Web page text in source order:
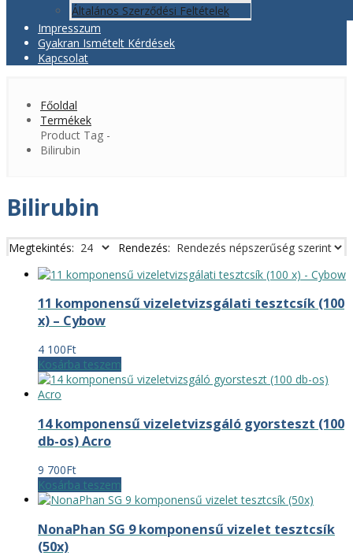
Általános Szerződési Feltételek
Impresszum
Gyakran Ismételt Kérdések
Kapcsolat
Főoldal
Termékek
Product Tag -
Bilirubin
Bilirubin
Rendezés:
Megtekintés:
11 komponensű vizeletvizsgálati tesztcsík (100
x) – Cybow
4 100Ft
Kosárba teszem
14 komponensű vizeletvizsgáló gyorsteszt (100
db-os) Acro
9 700Ft
Kosárba teszem
NonaPhan SG 9 komponensű vizelet tesztcsík
(50x)